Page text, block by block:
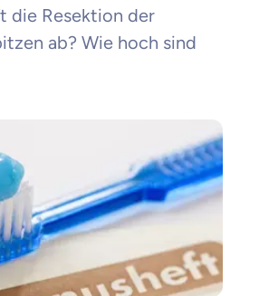
die Resektion der
ab? Wie hoch sind